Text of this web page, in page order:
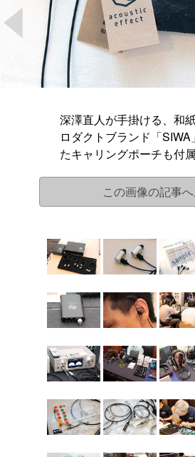
深澤直人が手掛ける、和
ロダクトブランド「SIWA
たキャリングポーチも付
この画像の記事